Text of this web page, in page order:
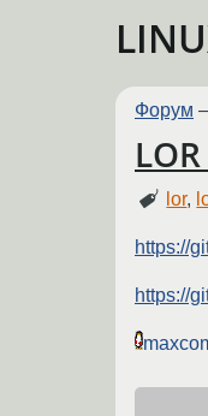
Форум
lor,
https://
https://